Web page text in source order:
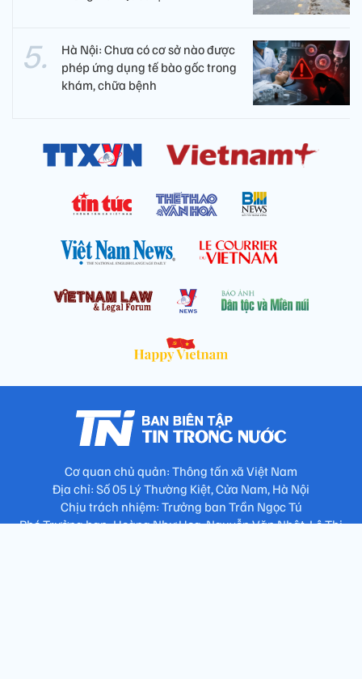
Hà Nội: Chưa có cơ sở nào được
phép ứng dụng tế bào gốc trong
khám, chữa bệnh
Cơ quan chủ quản: Thông tấn xã Việt Nam
Địa chỉ: Số 05 Lý Thường Kiệt, Cửa Nam, Hà Nội
Chịu trách nhiệm: Trưởng ban Trần Ngọc Tú
Phó Trưởng ban: Hoàng Như Hoa, Nguyễn Văn Nhật, Lê Thị